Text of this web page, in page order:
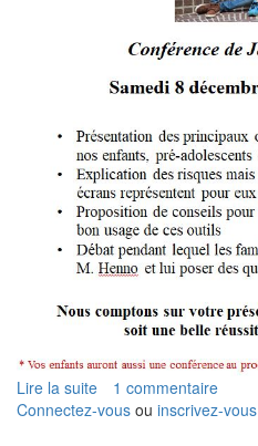
Lire la suite de
Cercle
1 commentaire
Connectez-vous ou inscrivez-vous